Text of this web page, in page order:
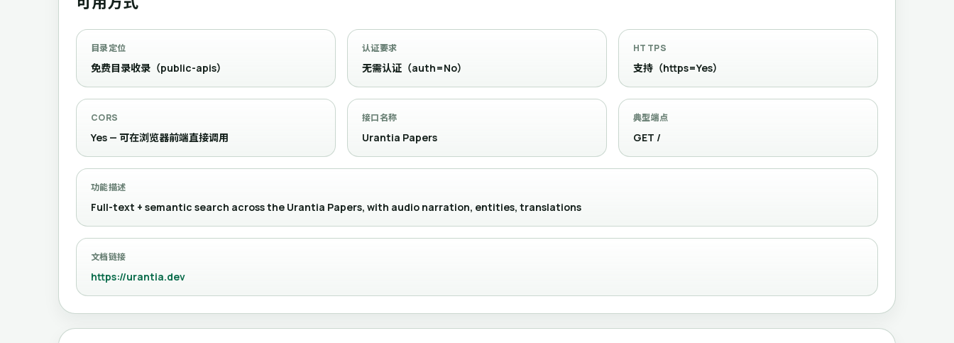
目录定位
免费目录收录（public-apis）
认证要求
无需认证（auth=No）
HTTPS
支持（https=Yes）
CORS
Yes — 可在浏览器前端直接调用
接口名称
Urantia Papers
典型端点
GET /
功能描述
Full-text + semantic search across the Urantia Papers, with audio narration, entities, translations
文档链接
https://urantia.dev